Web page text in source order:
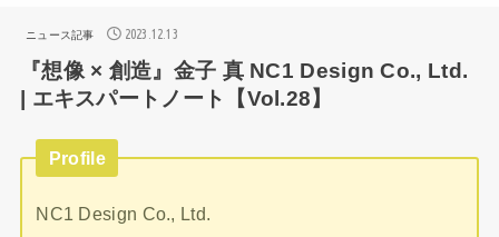
ニュース記事 2023.12.13
『想像 × 創造』金子 真 NC1 Design Co., Ltd.
| エキスパートノート【Vol.28】
Profile
NC1 Design Co., Ltd.